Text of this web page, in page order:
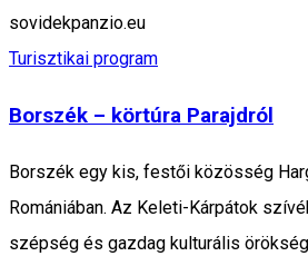
sovidekpanzio.eu
Turisztikai program
Borszék – körtúra Parajdról
Borszék egy kis, festői közösség
Romániában. Az Keleti-Kárpátok
szépség és gazdag kulturális